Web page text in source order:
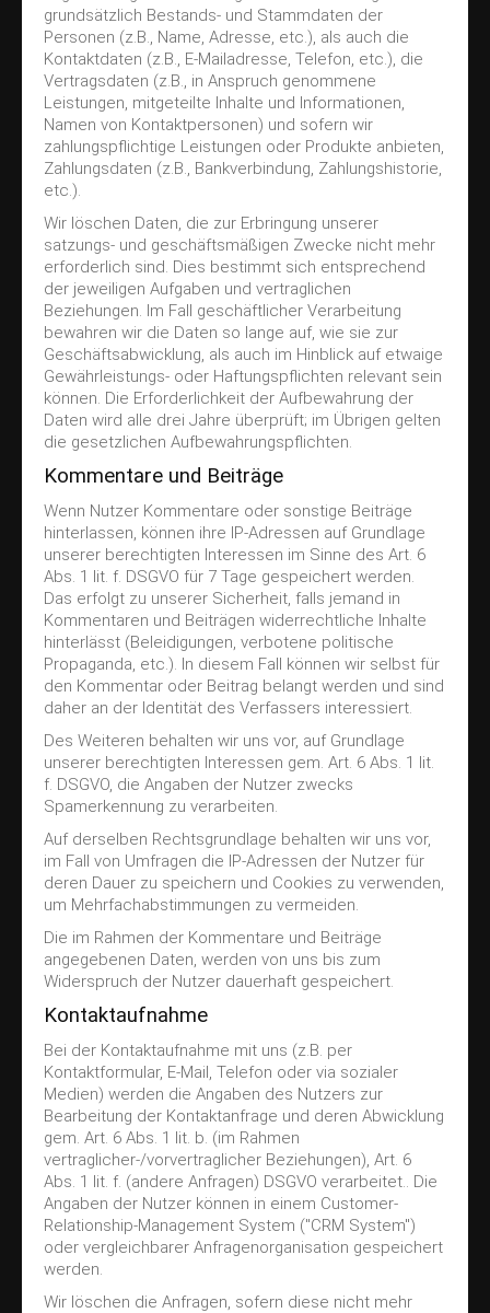
grundsätzlich Bestands- und Stammdaten der
Personen (z.B., Name, Adresse, etc.), als auch die
Kontaktdaten (z.B., E-Mailadresse, Telefon, etc.), die
Vertragsdaten (z.B., in Anspruch genommene
Leistungen, mitgeteilte Inhalte und Informationen,
Namen von Kontaktpersonen) und sofern wir
zahlungspflichtige Leistungen oder Produkte anbieten,
Zahlungsdaten (z.B., Bankverbindung, Zahlungshistorie,
etc.).
Wir löschen Daten, die zur Erbringung unserer
satzungs- und geschäftsmäßigen Zwecke nicht mehr
erforderlich sind. Dies bestimmt sich entsprechend
der jeweiligen Aufgaben und vertraglichen
Beziehungen. Im Fall geschäftlicher Verarbeitung
bewahren wir die Daten so lange auf, wie sie zur
Geschäftsabwicklung, als auch im Hinblick auf etwaige
Gewährleistungs- oder Haftungspflichten relevant sein
können. Die Erforderlichkeit der Aufbewahrung der
Daten wird alle drei Jahre überprüft; im Übrigen gelten
die gesetzlichen Aufbewahrungspflichten.
Kommentare und Beiträge
Wenn Nutzer Kommentare oder sonstige Beiträge
hinterlassen, können ihre IP-Adressen auf Grundlage
unserer berechtigten Interessen im Sinne des Art. 6
Abs. 1 lit. f. DSGVO für 7 Tage gespeichert werden.
Das erfolgt zu unserer Sicherheit, falls jemand in
Kommentaren und Beiträgen widerrechtliche Inhalte
hinterlässt (Beleidigungen, verbotene politische
Propaganda, etc.). In diesem Fall können wir selbst für
den Kommentar oder Beitrag belangt werden und sind
daher an der Identität des Verfassers interessiert.
Des Weiteren behalten wir uns vor, auf Grundlage
unserer berechtigten Interessen gem. Art. 6 Abs. 1 lit.
f. DSGVO, die Angaben der Nutzer zwecks
Spamerkennung zu verarbeiten.
Auf derselben Rechtsgrundlage behalten wir uns vor,
im Fall von Umfragen die IP-Adressen der Nutzer für
deren Dauer zu speichern und Cookies zu verwenden,
um Mehrfachabstimmungen zu vermeiden.
Die im Rahmen der Kommentare und Beiträge
angegebenen Daten, werden von uns bis zum
Widerspruch der Nutzer dauerhaft gespeichert.
Kontaktaufnahme
Bei der Kontaktaufnahme mit uns (z.B. per
Kontaktformular, E-Mail, Telefon oder via sozialer
Medien) werden die Angaben des Nutzers zur
Bearbeitung der Kontaktanfrage und deren Abwicklung
gem. Art. 6 Abs. 1 lit. b. (im Rahmen
vertraglicher-/vorvertraglicher Beziehungen), Art. 6
Abs. 1 lit. f. (andere Anfragen) DSGVO verarbeitet.. Die
Angaben der Nutzer können in einem Customer-
Relationship-Management System ("CRM System")
oder vergleichbarer Anfragenorganisation gespeichert
werden.
Wir löschen die Anfragen, sofern diese nicht mehr